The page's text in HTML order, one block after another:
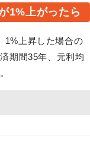
1%上がったら
1%上昇した場合の
期間35年、元利均